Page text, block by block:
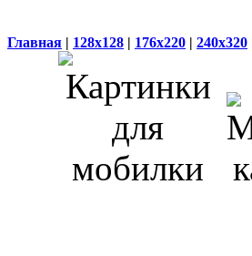
Главная | 128x128 | 176x220 | 240x320